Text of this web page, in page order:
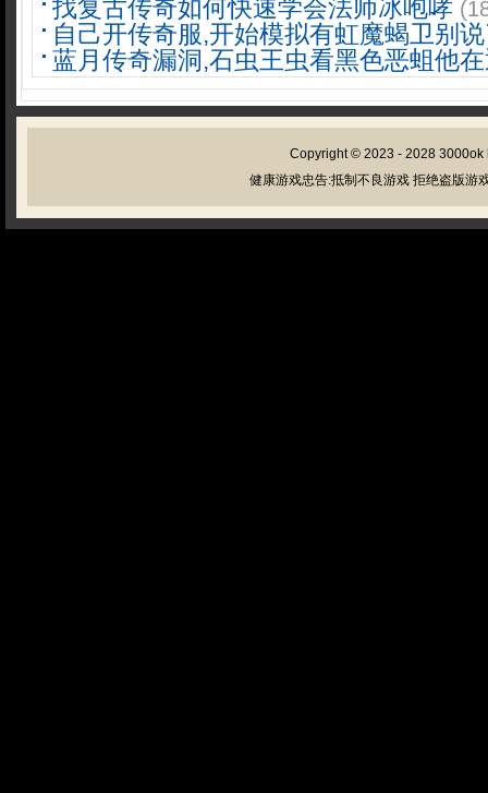
找复古传奇如何快速学会法师冰咆哮
自己开传奇服,开始模拟有虹魔蝎卫别
蓝月传奇漏洞,石虫王虫看黑色恶蛆他
Copyright © 2023 - 2028 3000ok
健康游戏忠告:抵制不良游戏 拒绝盗版游